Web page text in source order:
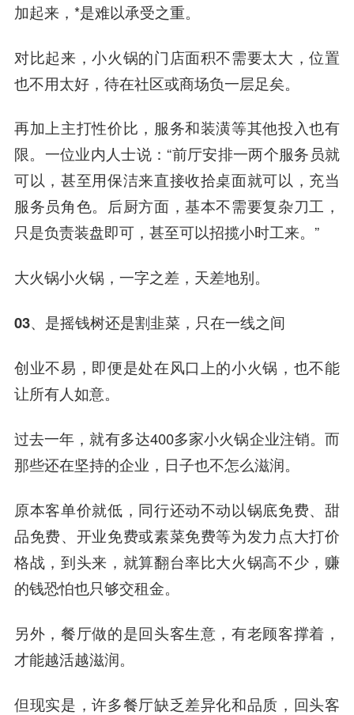
加起来，*是难以承受之重。
对比起来，小火锅的门店面积不需要太大，位置
也不用太好，待在社区或商场负一层足矣。
再加上主打性价比，服务和装潢等其他投入也有
限。一位业内人士说：“前厅安排一两个服务员就
可以，甚至用保洁来直接收拾桌面就可以，充当
服务员角色。后厨方面，基本不需要复杂刀工，
只是负责装盘即可，甚至可以招揽小时工来。”
大火锅小火锅，一字之差，天差地别。
03、是摇钱树还是割韭菜， 只在一线之间
创业不易，即便是处在风口上的小火锅，也不能
让所有人如意。
过去一年，就有多达400多家小火锅企业注销。而
那些还在坚持的企业，日子也不怎么滋润。
原本客单价就低，同行还动不动以锅底免费、甜
品免费、开业免费或素菜免费等为发力点大打价
格战，到头来，就算翻台率比大火锅高不少，赚
的钱恐怕也只够交租金。
另外，餐厅做的是回头客生意，有老顾客撑着，
才能越活越滋润。
但现实是，许多餐厅缺乏差异化和品质，回头客